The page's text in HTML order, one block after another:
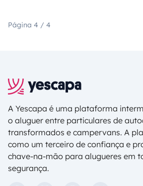
dentro de uma pérola rara. E para
Página 4 / 4
A Yescapa é uma plataforma
o aluguer entre particulares de
transformados e campervans. A
como um terceiro de confiança e
chave-na-mão para alugueres em
segurança.